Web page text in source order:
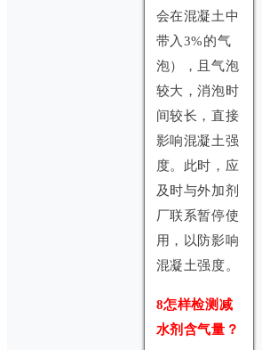
会在混凝土中
带入3%的气
泡），且气泡
较大，消泡时
间较长，直接
影响混凝土强
度。此时，应
及时与外加剂
厂联系暂停使
用，以防影响
混凝土强度。
8怎样检测减
水剂含气量？